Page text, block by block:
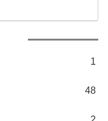
1
48